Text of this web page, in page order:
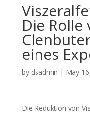
Die Rolle
eines
by dsadmin | May
Die Reduktion von